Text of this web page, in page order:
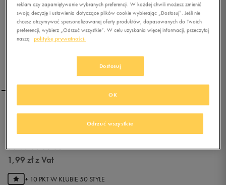
1/2
UMBRO CZAPKA Z
DASZKIEM CAP CZARNY
1,99 złz Vat
+ 10 PKT W KLUBIE 50 STYLE
reklam czy zapamiętywanie wybranych preferencji. W każdej chwili możesz zmienić
swoją decyzję i ustawienia dotyczące plików cookie wybierając „Dostosuj”. Jeśli nie
chcesz otrzymywać spersonalizowanej oferty produktów, dopasowanych do Twoich
preferencji, wybierz „Odrzuć wszystkie”. W celu uzyskania więcej informacji, przeczytaj
naszą
politykę prywatności.
Dostosuj
Odrzuć wszystkie
OK